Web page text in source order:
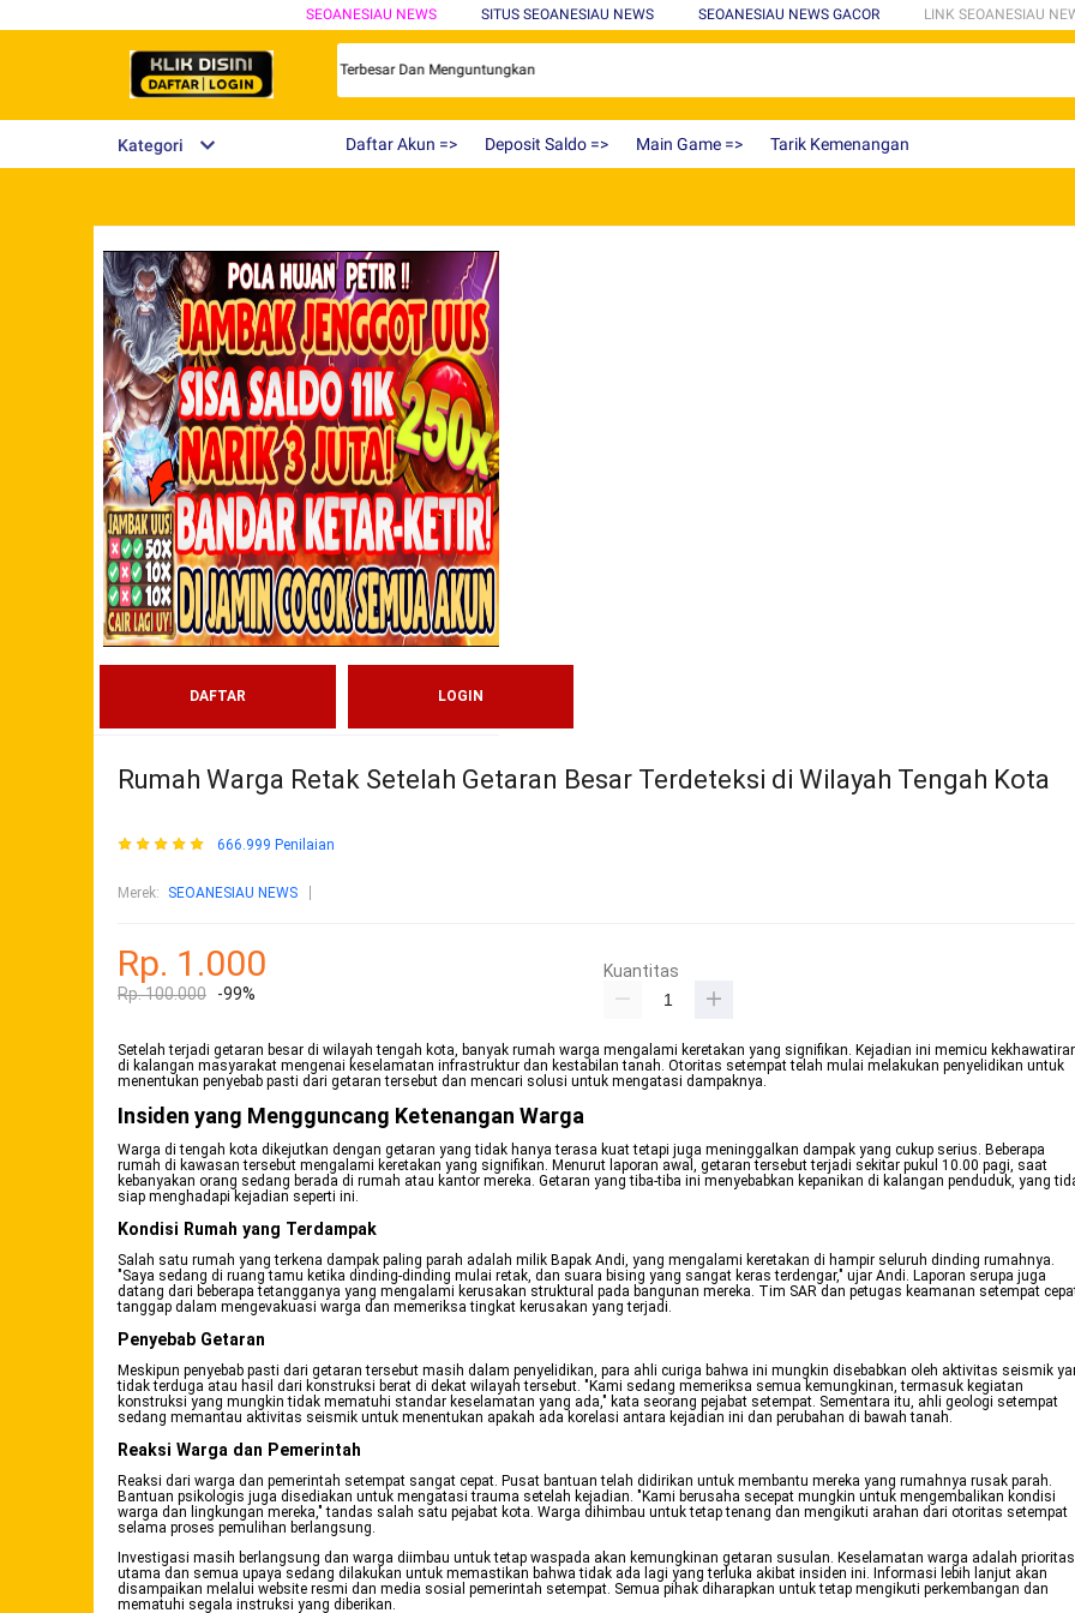
SEOANESIAU NEWS SITUS SEOANESIAU NEWS SEOANESIAU NEWS GACOR LINK SEOANESIAU
Situs Game Online Gacor Terbaik Dengan Bonus Terbesar Dan Menguntungkan
Kategori Daftar Akun => Deposit Saldo => Main Game => Tarik Kemenangan
DAFTAR LOGIN
Rumah Warga Retak Setelah Getaran Besar Terdeteksi di Wilayah Tengah Kota
666.999 Penilaian
Merek: SEOANESIAU NEWS
Rp. 1.000
Rp. 100.000 -99%
Kuantitas
Setelah terjadi getaran besar di wilayah tengah kota, banyak rumah warga mengalami keretakan yang signifikan. Kejadian ini memicu
di kalangan masyarakat mengenai keselamatan infrastruktur dan kestabilan tanah. Otoritas setempat telah mulai melakukan penyelidikan untuk
menentukan penyebab pasti dari getaran tersebut dan mencari solusi untuk mengatasi dampaknya.
Insiden yang Mengguncang Ketenangan Warga
Warga di tengah kota dikejutkan dengan getaran yang tidak hanya terasa kuat tetapi juga meninggalkan dampak yang cukup serius. Beberapa
rumah di kawasan tersebut mengalami keretakan yang signifikan. Menurut laporan awal, getaran tersebut terjadi sekitar pukul 10.00 pagi, saat
kebanyakan orang sedang berada di rumah atau kantor mereka. Getaran yang tiba-tiba ini menyebabkan kepanikan di kalangan penduduk, yang
siap menghadapi kejadian seperti ini.
Kondisi Rumah yang Terdampak
Salah satu rumah yang terkena dampak paling parah adalah milik Bapak Andi, yang mengalami keretakan di hampir seluruh dinding rumahnya.
"Saya sedang di ruang tamu ketika dinding-dinding mulai retak, dan suara bising yang sangat keras terdengar," ujar Andi. Laporan serupa juga
datang dari beberapa tetangganya yang mengalami kerusakan struktural pada bangunan mereka. Tim SAR dan petugas keamanan setempat
tanggap dalam mengevakuasi warga dan memeriksa tingkat kerusakan yang terjadi.
Penyebab Getaran
Meskipun penyebab pasti dari getaran tersebut masih dalam penyelidikan, para ahli curiga bahwa ini mungkin disebabkan oleh aktivitas seismik
tidak terduga atau hasil dari konstruksi berat di dekat wilayah tersebut. "Kami sedang memeriksa semua kemungkinan, termasuk kegiatan
konstruksi yang mungkin tidak mematuhi standar keselamatan yang ada," kata seorang pejabat setempat. Sementara itu, ahli geologi setempat
sedang memantau aktivitas seismik untuk menentukan apakah ada korelasi antara kejadian ini dan perubahan di bawah tanah.
Reaksi Warga dan Pemerintah
Reaksi dari warga dan pemerintah setempat sangat cepat. Pusat bantuan telah didirikan untuk membantu mereka yang rumahnya rusak parah.
Bantuan psikologis juga disediakan untuk mengatasi trauma setelah kejadian. "Kami berusaha secepat mungkin untuk mengembalikan kondisi
warga dan lingkungan mereka," tandas salah satu pejabat kota. Warga dihimbau untuk tetap tenang dan mengikuti arahan dari otoritas setempat
selama proses pemulihan berlangsung.
Investigasi masih berlangsung dan warga diimbau untuk tetap waspada akan kemungkinan getaran susulan. Keselamatan warga adalah prioritas
utama dan semua upaya sedang dilakukan untuk memastikan bahwa tidak ada lagi yang terluka akibat insiden ini. Informasi lebih lanjut akan
disampaikan melalui website resmi dan media sosial pemerintah setempat. Semua pihak diharapkan untuk tetap mengikuti perkembangan dan
mematuhi segala instruksi yang diberikan.